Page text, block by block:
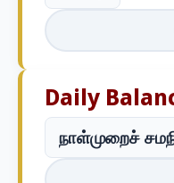
Daily
நாள்முறைச்